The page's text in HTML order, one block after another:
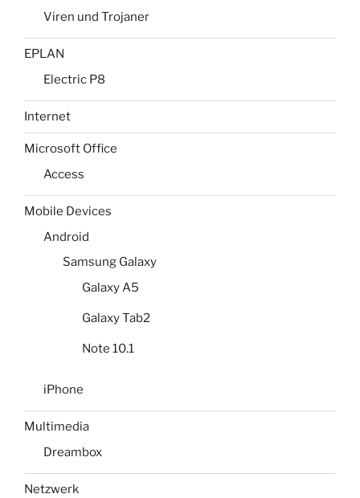
Viren und Trojaner
EPLAN
Electric P8
Internet
Microsoft Office
Access
Mobile Devices
Android
Samsung Galaxy
Galaxy A5
Galaxy Tab2
Note 10.1
iPhone
Multimedia
Dreambox
Netzwerk